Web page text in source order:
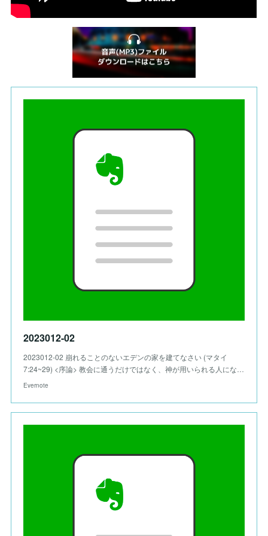
2023012-02
2023012-02 崩れることのないエデンの家を建てなさい (マタイ
7:24~29) <序論> 教会に通うだけではなく、神が用いられる人にな…
Evernote